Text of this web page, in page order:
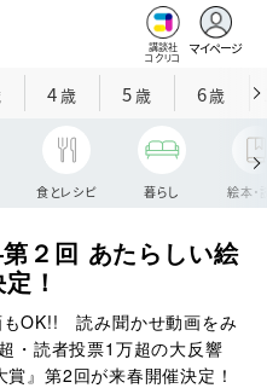
講談社
コクリコ
マイページ
4歳 5歳 6歳
食とレシピ 暮らし 絵本・
２回 あたらしい絵
！
OK!! 読み聞かせ動画をみ
読者投票1万超の大反響
』第2回が来春開催決定！